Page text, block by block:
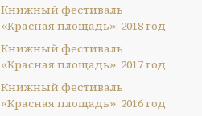
Книжный фестиваль
«Красная площадь»: 2018 год
Книжный фестиваль
«Красная площадь»: 2017 год
Книжный фестиваль
«Красная площадь»: 2016 год